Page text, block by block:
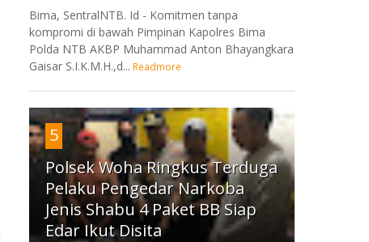
Bima, SentralNTB. Id - Komitmen tanpa
kompromi di bawah Pimpinan Kapolres Bima
Polda NTB AKBP Muhammad Anton Bhayangkara
Gaisar S.I.K.M.H.,d... Readmore
5
Polsek Woha Ringkus Terduga
Pelaku Pengedar Narkoba
Jenis Shabu 4 Paket BB Siap
Edar Ikut Disita